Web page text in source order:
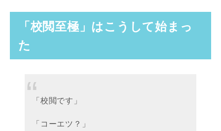
「校閲至極」はこうして始まっ
た
「校閲です」
「コーエツ？」